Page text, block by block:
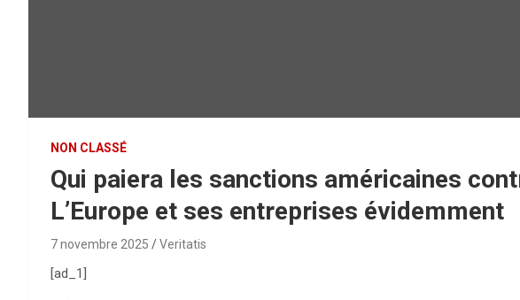
NON CLASSÉ
Qui paiera les sanctions américaines
L’Europe et ses entreprises évidemment
7 novembre 2025 Veritatis
[ad_1]